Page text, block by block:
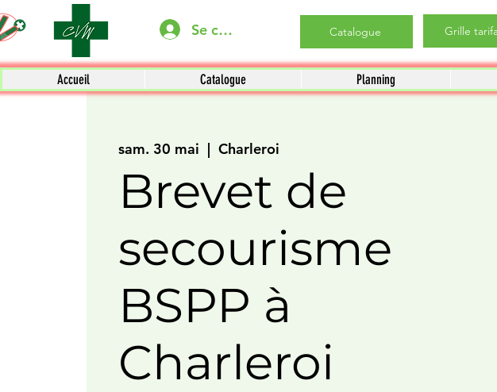
Se connecter Catalogue Grille
Accueil Catalogue Planning
sam. 30 mai
  |
Charleroi
Brevet de
secourisme
BSPP à
Charleroi